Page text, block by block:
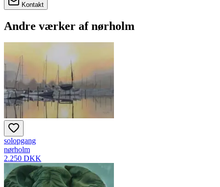
Kontakt
Andre værker afnørholm
solopgang
nørholm
2.250 DKK